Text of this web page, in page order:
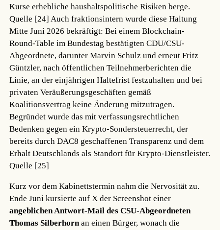
Kurse erhebliche haushaltspolitische Risiken berge.
Quelle [24] Auch fraktionsintern wurde diese Haltung
Mitte Juni 2026 bekräftigt: Bei einem Blockchain-
Round-Table im Bundestag bestätigten CDU/CSU-
Abgeordnete, darunter Marvin Schulz und erneut Fritz
Güntzler, nach öffentlichen Teilnehmerberichten die
Linie, an der einjährigen Haltefrist festzuhalten und bei
privaten Veräußerungsgeschäften gemäß
Koalitionsvertrag keine Änderung mitzutragen.
Begründet wurde das mit verfassungsrechtlichen
Bedenken gegen ein Krypto-Sondersteuerrecht, der
bereits durch DAC8 geschaffenen Transparenz und dem
Erhalt Deutschlands als Standort für Krypto-Dienstleister.
Quelle [25]
Kurz vor dem Kabinettstermin nahm die Nervosität zu.
Ende Juni kursierte auf X der Screenshot einer
angeblichen Antwort-Mail des CSU-Abgeordneten
Thomas Silberhornan einen Bürger, wonach die